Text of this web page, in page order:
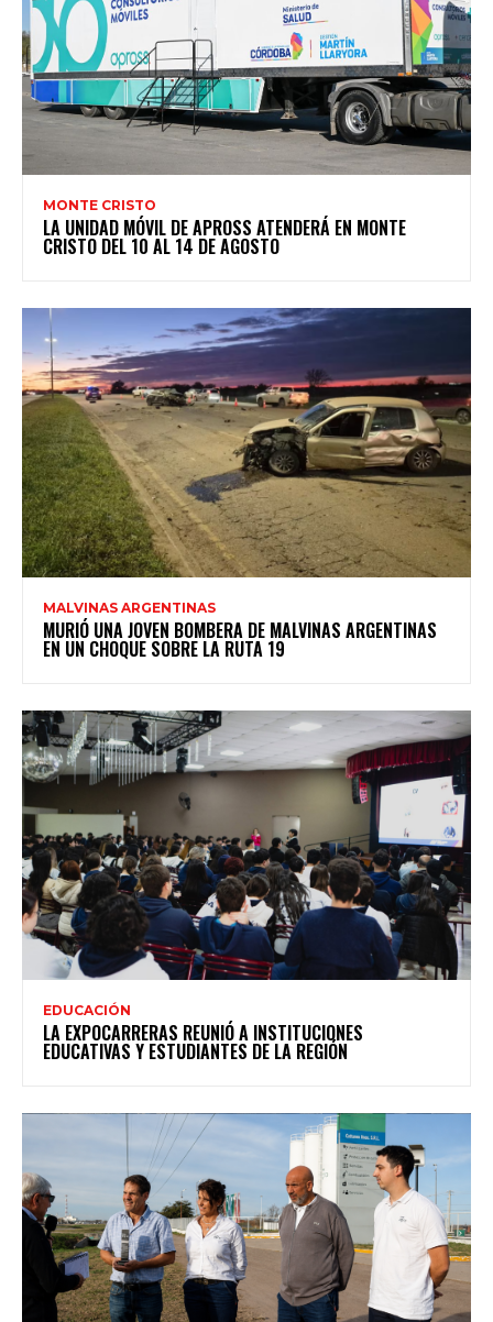
MONTE CRISTO
LA UNIDAD MÓVIL DE APROSS ATENDERÁ EN MONTE
CRISTO DEL 10 AL 14 DE AGOSTO
MALVINAS ARGENTINAS
MURIÓ UNA JOVEN BOMBERA DE MALVINAS ARGENTINAS
EN UN CHOQUE SOBRE LA RUTA 19
EDUCACIÓN
LA EXPOCARRERAS REUNIÓ A INSTITUCIONES
EDUCATIVAS Y ESTUDIANTES DE LA REGIÓN